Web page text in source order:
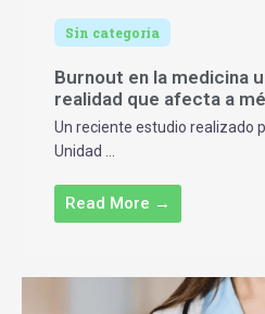
Sin categoría
Burnout en la medicina
realidad que afecta a
Un reciente estudio realizado
Unidad ...
Read More →